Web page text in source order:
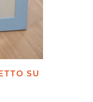
SU